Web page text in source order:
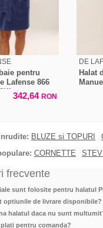
pentru
Lafense 866
342,64 RON
DE
Halat
BLUZE si TOPURI
CORNETTE
frecvente
sunt folosite pentru halatul
optiunile de livrare disponibile?
halatul daca nu sunt
pentru comanda?